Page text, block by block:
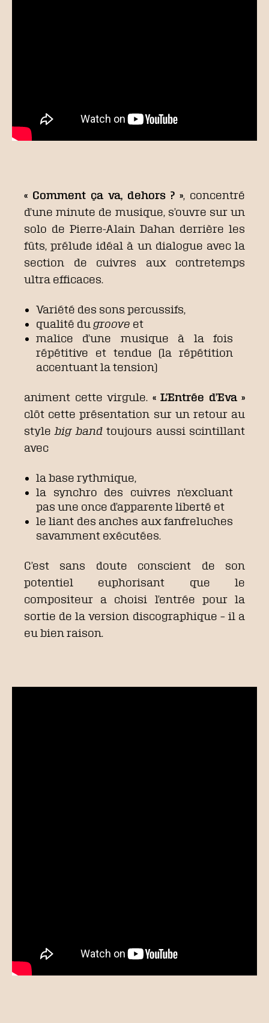
« Comment ça va, dehors ? », concentré
d’une minute de musique, s’ouvre sur un
solo de Pierre-Alain Dahan derrière les
fûts, prélude idéal à un dialogue avec la
section de cuivres aux contretemps
ultra efficaces.
Variété des sons percussifs,
qualité du groove et
malice d’une musique à la fois
répétitive et tendue (la répétition
accentuant la tension)
animent cette virgule. « L’Entrée d’Eva »
clôt cette présentation sur un retour au
style big bandtoujours aussi scintillant
avec
la base rythmique,
la synchro des cuivres n’excluant
pas une once d’apparente liberté et
le liant des anches aux fanfreluches
savamment exécutées.
C’est sans doute conscient de son
potentiel euphorisant que le
compositeur a choisi l’entrée pour la
sortie de la version discographique – il a
eu bien raison.